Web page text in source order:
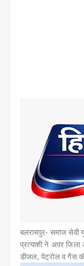
बलरामपुर- समाज सेवी
प्रत्याशी ने अपर जिला
डीजल, पेट्रोल व गैस की